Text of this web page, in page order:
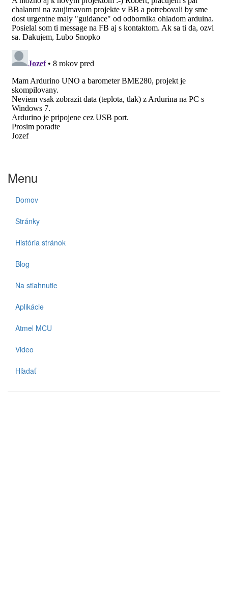
Menu
Domov
Stránky
História stránok
Blog
Na stiahnutie
Aplikácie
Atmel MCU
Video
Hľadať